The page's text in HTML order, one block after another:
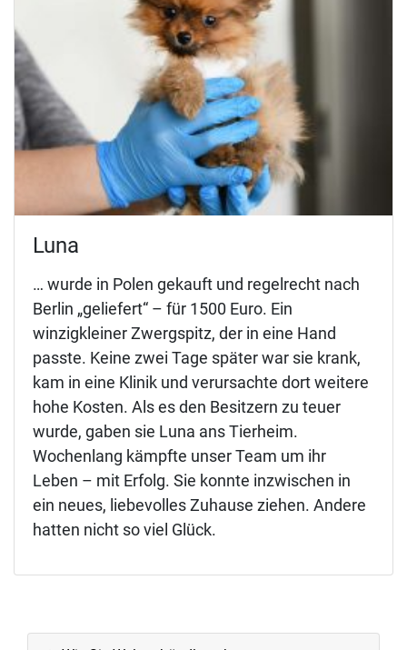
Luna
… wurde in Polen gekauft und regelrecht nach
Berlin „geliefert“ – für 1500 Euro. Ein
winzigkleiner Zwergspitz, der in eine Hand
passte. Keine zwei Tage später war sie krank,
kam in eine Klinik und verursachte dort weitere
hohe Kosten. Als es den Besitzern zu teuer
wurde, gaben sie Luna ans Tierheim.
Wochenlang kämpfte unser Team um ihr
Leben – mit Erfolg. Sie konnte inzwischen in
ein neues, liebevolles Zuhause ziehen. Andere
hatten nicht so viel Glück.